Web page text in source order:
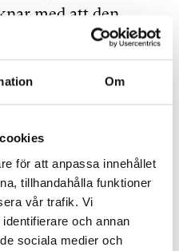
Om
för att anpassa innehållet
tillhandahålla funktioner
vår trafik. Vi
och annan
sociala medier och
med att den
hittar ett arbete,
måste ensam
arbetstillstånd
Widlert anser
begräsningen
ha tidsbegränsat